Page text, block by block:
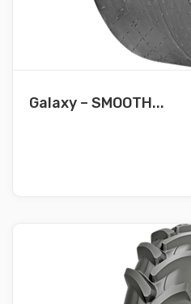
Galaxy – SMOOTH...